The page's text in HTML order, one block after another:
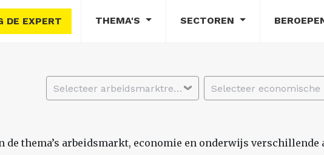
DE EXPERT THEMA'S SECTOREN
Selecteer arbeidsmarktregio
thema’s arbeidsmarkt, economie en onderwijs verschillende